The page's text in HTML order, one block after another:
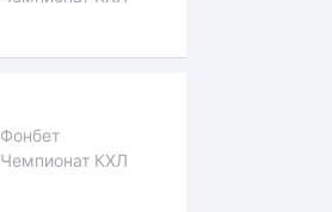
Фонбет
Чемпионат КХЛ